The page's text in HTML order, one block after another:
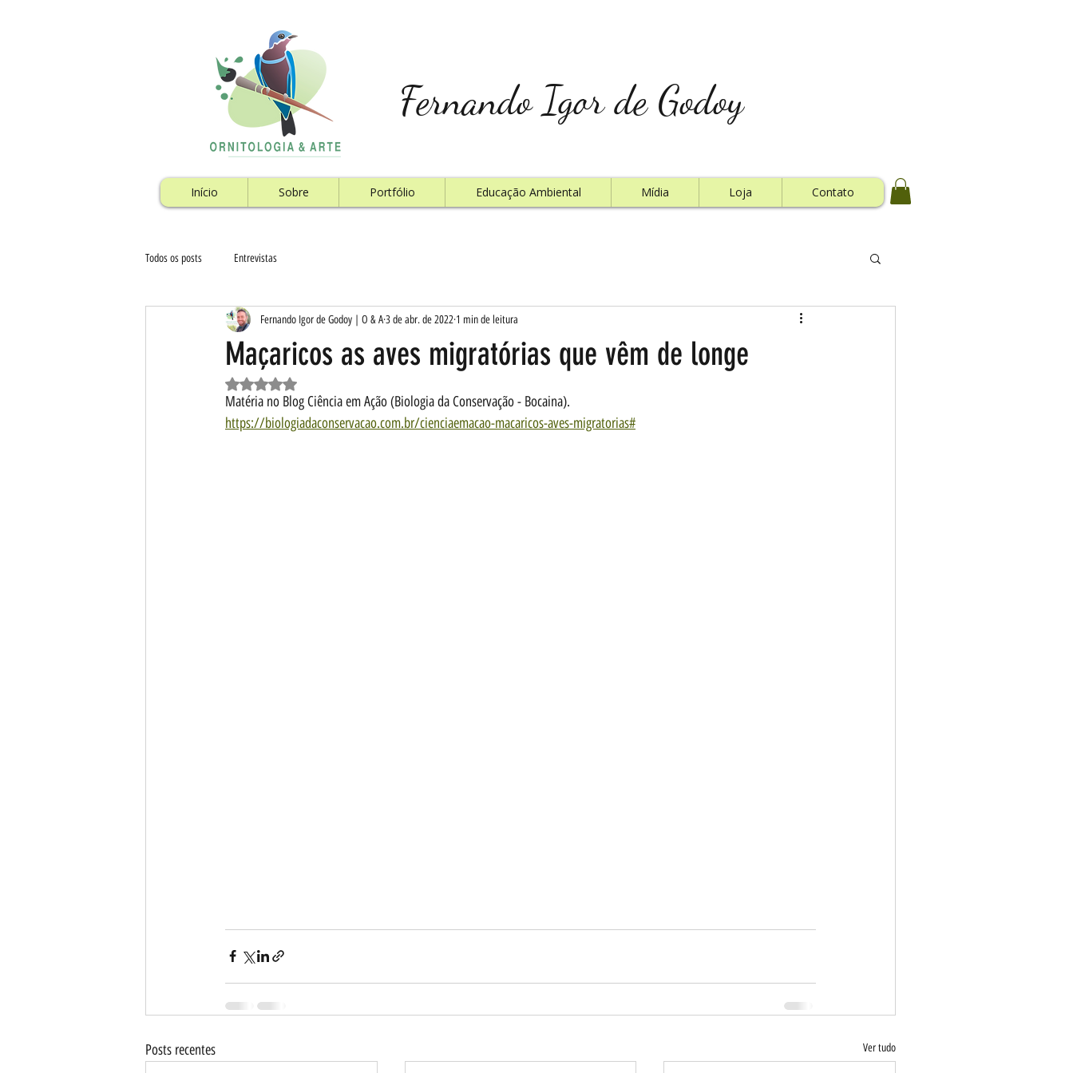
Fernando Igor de Godoy
Início Sobre Portfólio Educação Ambiental Mídia Loja Contato
Todos os posts Entrevistas
Maçaricos as aves migratórias que vêm de longe
Fernando Igor de Godoy | O & A3 de abr. de 2022 1 min de leitura
Avaliado com NaN de 5 estrelas.
Matéria no Blog Ciência em Ação (Biologia da Conservação - Bocaina).
https://biologiadaconservacao.com.br/cienciaemacao-macaricos-aves-migratorias#
Posts recentes Ver tudo